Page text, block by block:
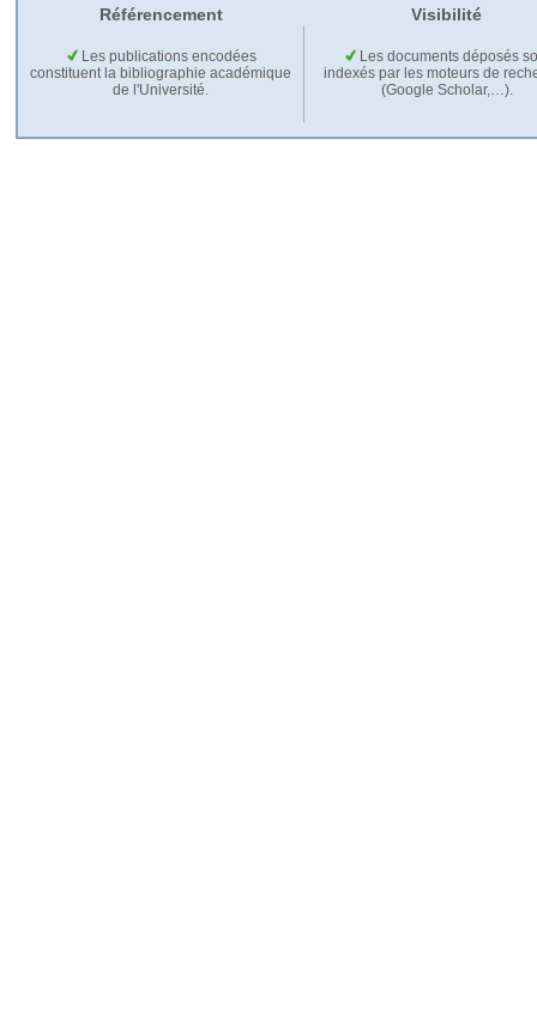
Référencement Visibilité
Les publications encodées
constituent la bibliographie académique
de l'Université.
Les documents déposés
indexés par les moteurs de
(Google Scholar,…).